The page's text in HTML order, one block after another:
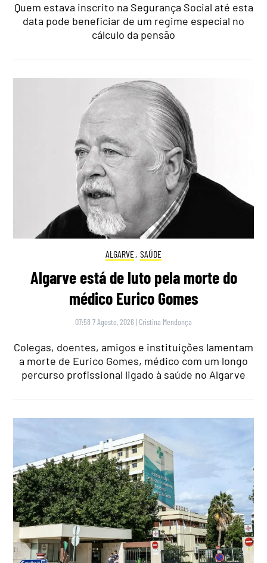
Quem estava inscrito na Segurança Social até esta
data pode beneficiar de um regime especial no
cálculo da pensão
ALGARVE, SAÚDE
Algarve está de luto pela morte do
médico Eurico Gomes
07:58 7 Agosto, 2026 | Cristina Mendonça
Colegas, doentes, amigos e instituições lamentam
a morte de Eurico Gomes, médico com um longo
percurso profissional ligado à saúde no Algarve